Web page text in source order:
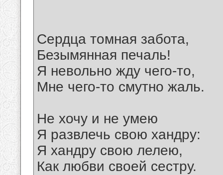
Сердца томная забота,
Безымянная печаль!
Я невольно жду чего-то,
Мне чего-то смутно жаль.
Не хочу и не умею
Я развлечь свою хандру:
Я хандру свою лелею,
Как любви своей сестру.